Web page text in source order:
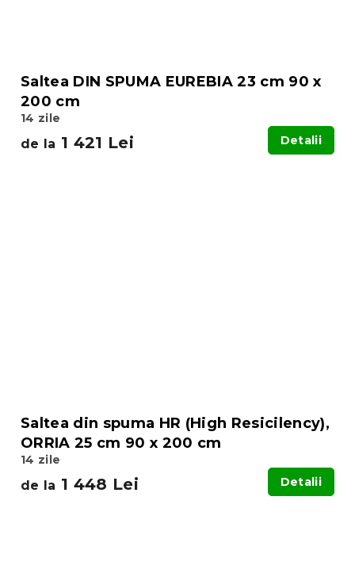
Saltea DIN SPUMA EUREBIA 23 cm 90 x
200 cm
14 zile
de la 1 421 Lei Detalii
Saltea din spuma HR (High Resicilency),
ORRIA 25 cm 90 x 200 cm
14 zile
de la 1 448 Lei Detalii